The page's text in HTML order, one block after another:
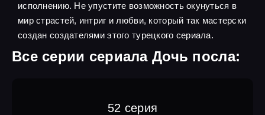
исполнению. Не упустите возможность окунуться в
мир страстей, интриг и любви, который так мастерски
создан создателями этого турецкого сериала.
Все серии сериала Дочь посла:
52 серия